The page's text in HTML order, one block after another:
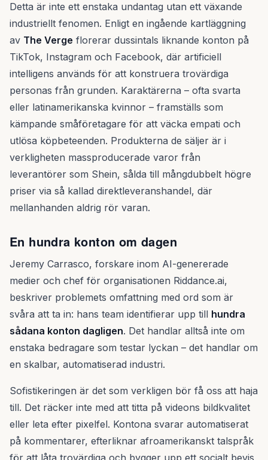
Detta är inte ett enstaka undantag utan ett växande
industriellt fenomen. Enligt en ingående kartläggning
av The Verge florerar dussintals liknande konton på
TikTok, Instagram och Facebook, där artificiell
intelligens används för att konstruera trovärdiga
personas från grunden. Karaktärerna – ofta svarta
eller latinamerikanska kvinnor – framställs som
kämpande småföretagare för att väcka empati och
utlösa köpbeteenden. Produkterna de säljer är i
verkligheten massproducerade varor från
leverantörer som Shein, sålda till mångdubbelt högre
priser via så kallad direktleveranshandel, där
mellanhanden aldrig rör varan.
En hundra konton om dagen
Jeremy Carrasco, forskare inom AI-genererade
medier och chef för organisationen Riddance.ai,
beskriver problemets omfattning med ord som är
svåra att ta in: hans team identifierar upp till hundra
sådana konton dagligen. Det handlar alltså inte om
enstaka bedragare som testar lyckan – det handlar om
en skalbar, automatiserad industri.
Sofistikeringen är det som verkligen bör få oss att haja
till. Det räcker inte med att titta på videons bildkvalitet
eller leta efter pixelfel. Kontona svarar automatiserat
på kommentarer, efterliknar afroamerikanskt talspråk
för att låta trovärdiga och bygger upp ett socialt bevis